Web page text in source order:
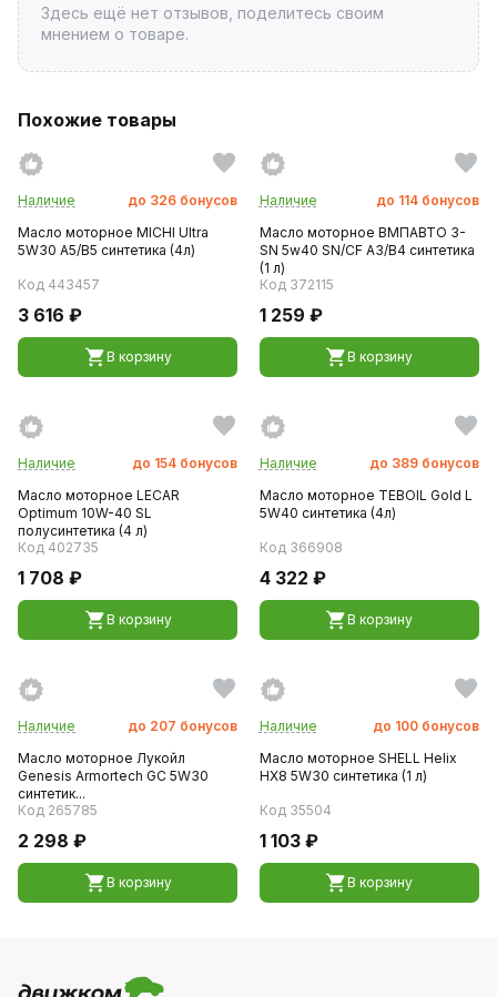
Здесь ещё нет отзывов, поделитесь своим
мнением о товаре.
Похожие товары
Наличие до 326 бонусов
Масло моторное MICHI Ultra
5W30 A5/B5 синтетика (4л)
Код 443457
3 616 ₽
В корзину
Наличие до 114 бонусов
Масло моторное ВМПАВТО 3-
SN 5w40 SN/CF A3/B4 синтетика
(1 л)
Код 372115
1 259 ₽
В корзину
Наличие до 154 бонусов
Масло моторное LECAR
Optimum 10W-40 SL
полусинтетика (4 л)
Код 402735
1 708 ₽
В корзину
Наличие до 389 бонусов
Масло моторное TEBOIL Gold L
5W40 синтетика (4л)
Код 366908
4 322 ₽
В корзину
Наличие до 207 бонусов
Масло моторное Лукойл
Genesis Armortech GC 5W30
синтетик...
Код 265785
2 298 ₽
В корзину
Наличие до 100 бонусов
Масло моторное SHELL Helix
HX8 5W30 синтетика (1 л)
Код 35504
1 103 ₽
В корзину